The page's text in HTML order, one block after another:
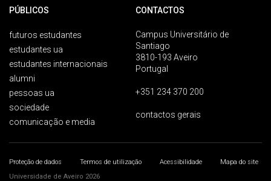
PÚBLICOS
futuros estudantes
estudantes ua
estudantes internacionais
alumni
pessoas ua
sociedade
comunicação e media
CONTACTOS
Campus Universitário de
Santiago
3810-193 Aveiro
Portugal
+351 234 370 200
contactos gerais
Proteção de dados Termos de utilização Acessibilidade
Mapa do site
Universidade de Aveiro 2026